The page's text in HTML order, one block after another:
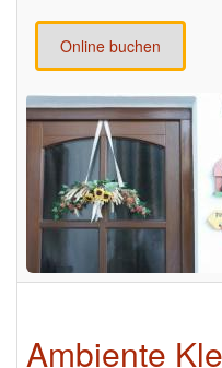
Online buchen
Ambiente